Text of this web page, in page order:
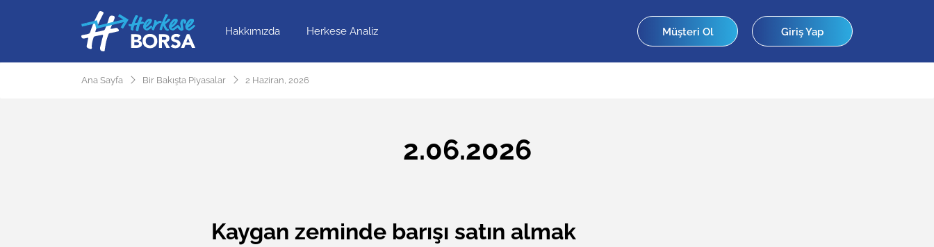
Hakkımızda Herkese Analiz Müşteri Ol Giriş Yap
Ana Sayfa Bir Bakışta Piyasalar 2 Haziran, 2026
2.06.2026
Kaygan zeminde barışı satın almak